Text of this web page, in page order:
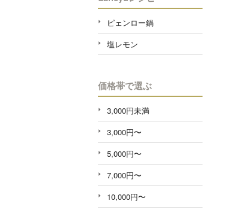
ピェンロー鍋
塩レモン
価格帯で選ぶ
3,000円未満
3,000円〜
5,000円〜
7,000円〜
10,000円〜